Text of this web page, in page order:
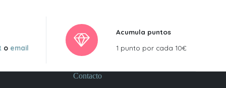
o email
Acumula puntos
1 punto por cada 10€
Contacto